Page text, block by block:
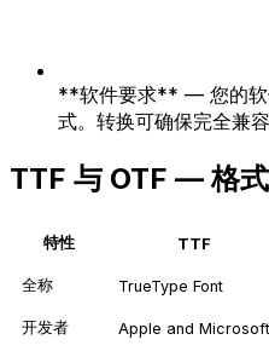
**软件要求** — 您的软
式。转换可确保完全兼容
TTF 与 OTF — 格
特性 TTF
全称 TrueType Font
开发者 Apple and Microsoft